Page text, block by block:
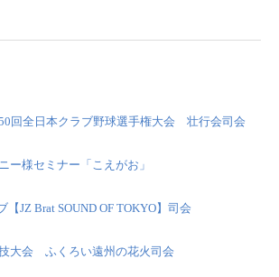
回全日本クラブ野球選手権大会 壮行会司会
ー様セミナー「こえがお」
【JZ Brat SOUND OF TOKYO】司会
大会 ふくろい遠州の花火司会